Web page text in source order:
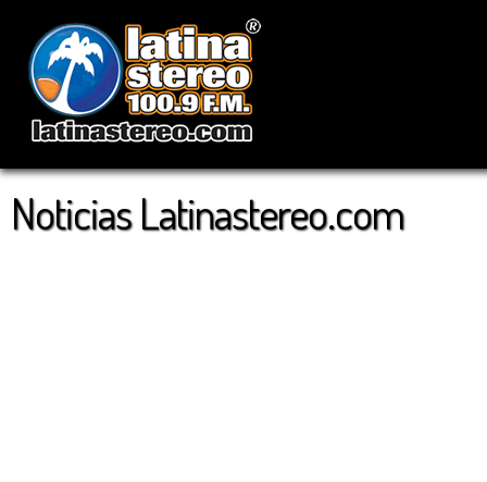
Noticias Latinastereo.com